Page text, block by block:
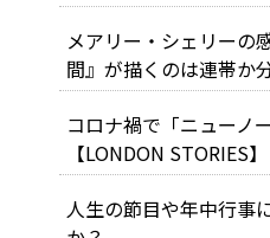
メアリー・シェリーの
間』が描くのは連帯か
コロナ禍で「ニューノ
【LONDON STORIES】
人生の節目や年中行事